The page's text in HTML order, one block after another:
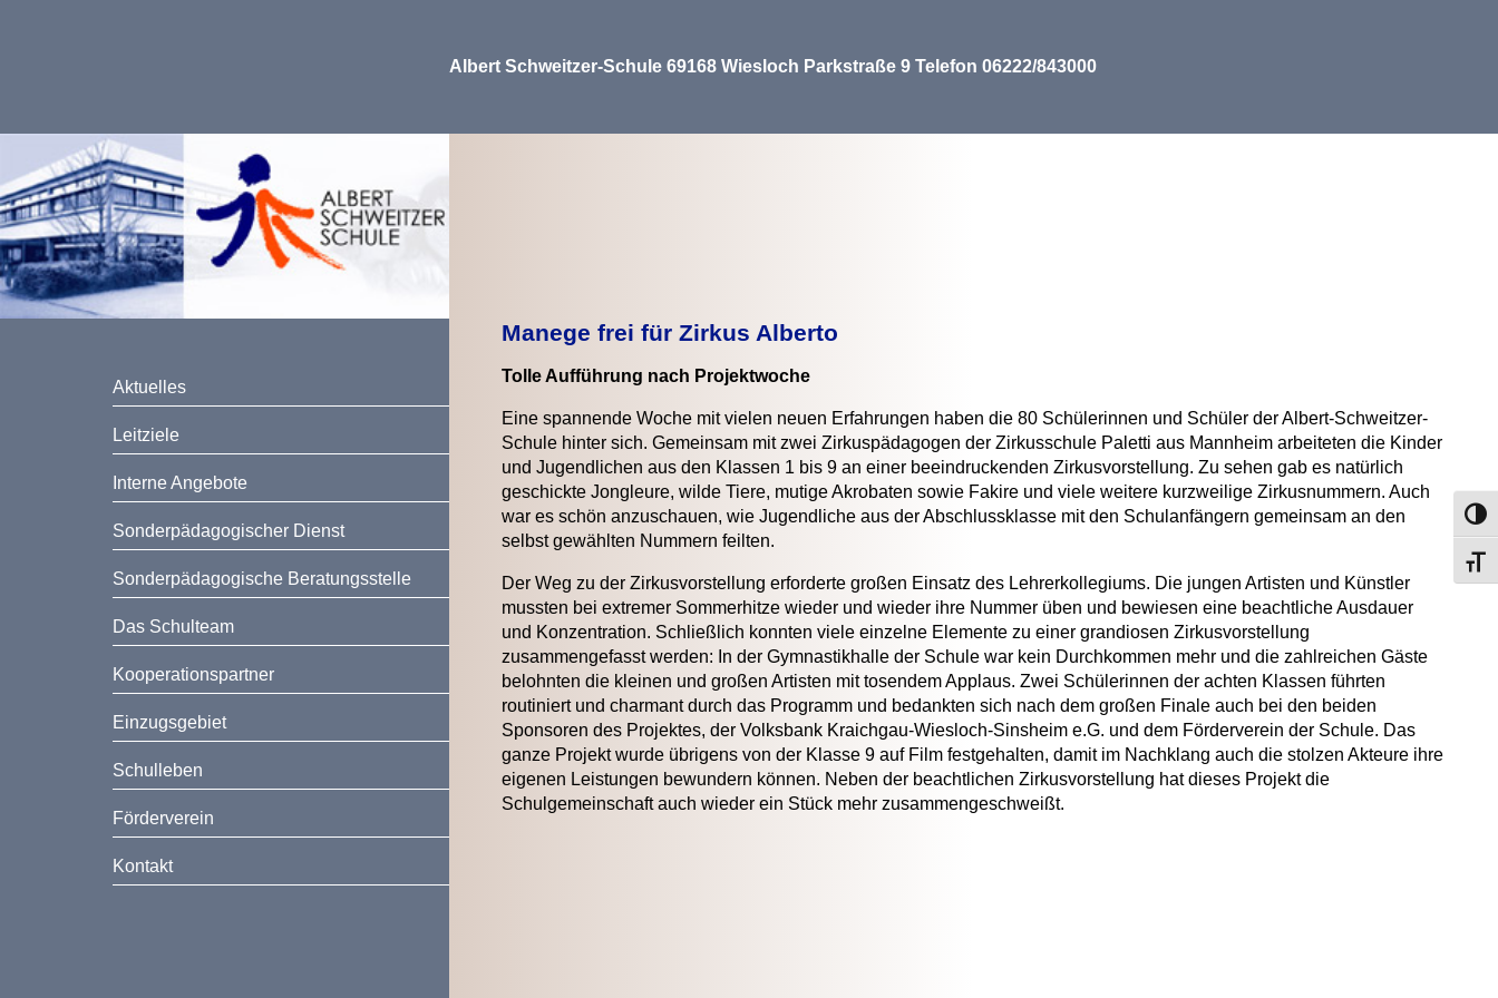
Albert Schweitzer-Schule 69168 Wiesloch Parkstraße 9 Telefon 06222/843000
Aktuelles
Leitziele
Interne Angebote
Sonderpädagogischer Dienst
Sonderpädagogische Beratungsstelle
Das Schulteam
Kooperationspartner
Einzugsgebiet
Schulleben
Förderverein
Kontakt
Manege frei für Zirkus Alberto
Tolle Aufführung nach Projektwoche
Eine spannende Woche mit vielen neuen Erfahrungen haben die 80 Schülerinnen und Schüler der Albert-Schweitzer-
Schule hinter sich. Gemeinsam mit zwei Zirkuspädagogen der Zirkusschule Paletti aus Mannheim arbeiteten die Kinder
und Jugendlichen aus den Klassen 1 bis 9 an einer beeindruckenden Zirkusvorstellung. Zu sehen gab es natürlich
geschickte Jongleure, wilde Tiere, mutige Akrobaten sowie Fakire und viele weitere kurzweilige Zirkusnummern. Auch
war es schön anzuschauen, wie Jugendliche aus der Abschlussklasse mit den Schulanfängern gemeinsam an den
selbst gewählten Nummern feilten.
Der Weg zu der Zirkusvorstellung erforderte großen Einsatz des Lehrerkollegiums. Die jungen Artisten und Künstler
mussten bei extremer Sommerhitze wieder und wieder ihre Nummer üben und bewiesen eine beachtliche Ausdauer
und Konzentration. Schließlich konnten viele einzelne Elemente zu einer grandiosen Zirkusvorstellung
zusammengefasst werden: In der Gymnastikhalle der Schule war kein Durchkommen mehr und die zahlreichen Gäste
belohnten die kleinen und großen Artisten mit tosendem Applaus. Zwei Schülerinnen der achten Klassen führten
routiniert und charmant durch das Programm und bedankten sich nach dem großen Finale auch bei den beiden
Sponsoren des Projektes, der Volksbank Kraichgau-Wiesloch-Sinsheim e.G. und dem Förderverein der Schule. Das
ganze Projekt wurde übrigens von der Klasse 9 auf Film festgehalten, damit im Nachklang auch die stolzen Akteure ihre
eigenen Leistungen bewundern können. Neben der beachtlichen Zirkusvorstellung hat dieses Projekt die
Schulgemeinschaft auch wieder ein Stück mehr zusammengeschweißt.